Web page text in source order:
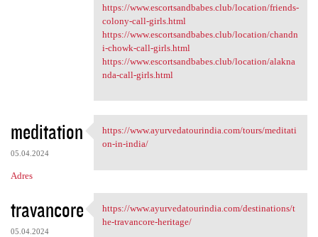
https://www.escortsandbabes.club/location/friends-
colony-call-girls.html
https://www.escortsandbabes.club/location/chandn
i-chowk-call-girls.html
https://www.escortsandbabes.club/location/alakna
nda-call-girls.html
meditation
05.04.2024
Adres
https://www.ayurvedatourindia
https://www.ayurvedatourindia.com/tours/meditati
on-in-india/
travancore
05.04.2024
https://www.ayurvedatourindia
https://www.ayurvedatourindia.com/destinations/t
he-travancore-heritage/